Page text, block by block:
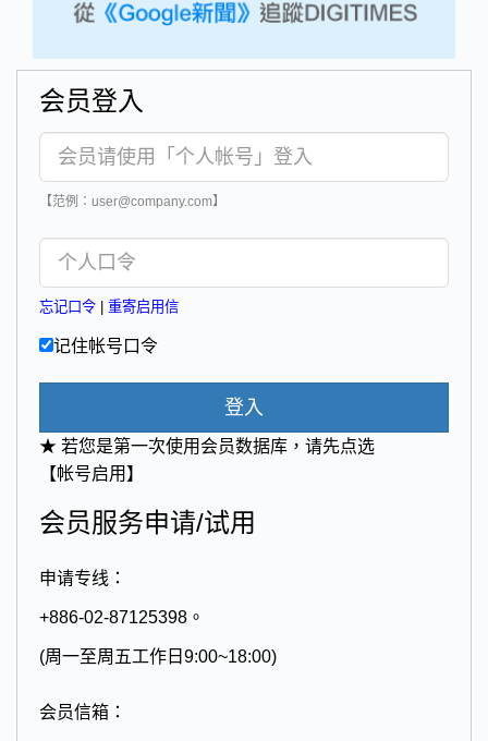
会员登入
【范例：user@company.com】
忘记口令 重寄启用信
记住帐号口令
登入
★ 若您是第一次使用会员数据库，请先点选
【帐号启用】
会员服务申请/试用
申请专线：
+886-02-87125398。
(周一至周五工作日9:00~18:00)
会员信箱：